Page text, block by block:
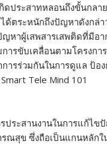
ดประสาทหลอนถึงขั้นกล
ด้ตระหนักถึงปัญหาดังกล่
หาผู้เสพสารเสพติดที่มีอ
ารขับเคลื่อนตามโครงก
ารร่วมกันในการดูแล ป้อ
Tele Mind 101
ประสานงานในการแก้ไ
ณสุข ซึ่งถือเป็นแกนหลัก